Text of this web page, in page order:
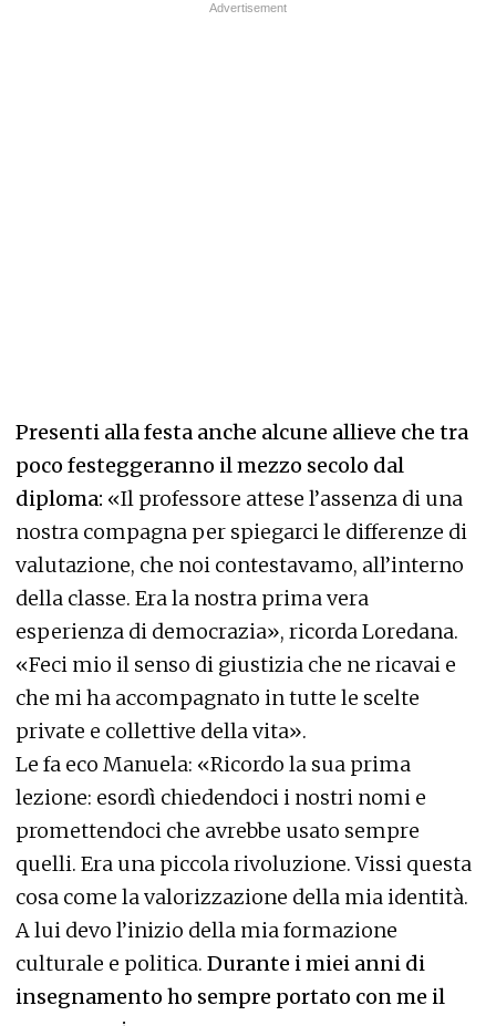
Presenti alla festa anche alcune allieve che tra
poco festeggeranno il mezzo secolo dal
diploma: «Il professore attese l’assenza di una
nostra compagna per spiegarci le differenze di
valutazione, che noi contestavamo, all’interno
della classe. Era la nostra prima vera
esperienza di democrazia», ricorda Loredana.
«Feci mio il senso di giustizia che ne ricavai e
che mi ha accompagnato in tutte le scelte
private e collettive della vita».
Le fa eco Manuela: «Ricordo la sua prima
lezione: esordì chiedendoci i nostri nomi e
promettendoci che avrebbe usato sempre
quelli. Era una piccola rivoluzione. Vissi questa
cosa come la valorizzazione della mia identità.
A lui devo l’inizio della mia formazione
culturale e politica. Durante i miei anni di
insegnamento ho sempre portato con me il